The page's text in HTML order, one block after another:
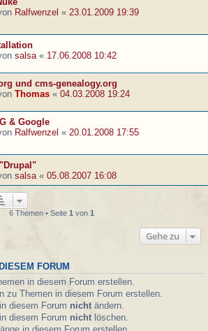
Ralfwenzel « 23.01.2009 19:39
salsa « 17.06.2008 10:42
und cms-genealogy.org
Thomas « 04.03.2008 19:24
& Google
Ralfwenzel « 20.01.2008 17:55
salsa « 05.08.2007 16:08
6 Themen • Seite 1 von 1
Gehe zu
FORUM
in diesem Forum erstellen.
zu Themen in diesem Forum erstellen.
diesem Forum nicht ändern.
diesem Forum nicht löschen.